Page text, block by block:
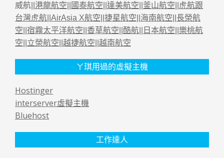
威航|| 港龍航空 國泰航空 達美航空 釜山航空
虎航跟
台灣虎航 AirAsia X航空 捷星航空 海南航空 長榮航
空 宿霧太平洋航空 香草航空 酷航 日本航空 樂桃航
空 立榮航空 越捷航空 越南航空
ㄚ琪用過的虛擬主機
Hostinger
interserver虛擬主機
Bluehost
工作達人